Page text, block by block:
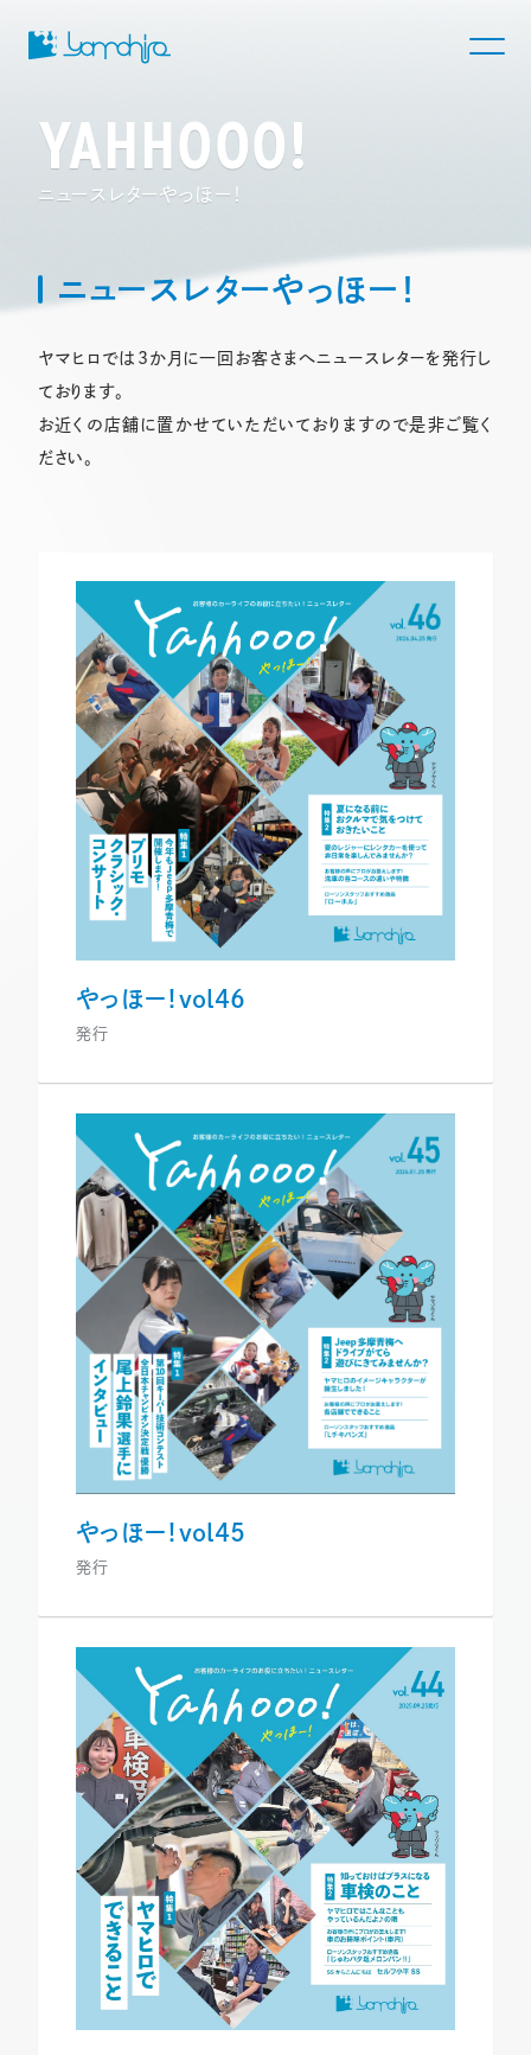
YAHHOOO!
ニュースレターやっほー！
ニュースレターやっほー！
ヤマヒロでは3か月に一回 お客さまへニュースレターを発行し
ております。
お近くの店舗に置かせていただいておりますので是非ご覧く
ださい。
やっほー！vol46
発行
やっほー！vol45
発行